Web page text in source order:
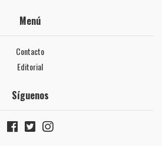
Menú
Contacto
Editorial
Síguenos